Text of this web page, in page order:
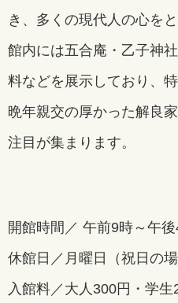
き、多くの現代人の心を
館内には五合庵・乙子神
料などを展示しており、
晩年親交の厚かった解良
注目が集まります。
開館時間／ 午前9時～午
休館日／月曜日（祝日の
入館料／大人300円・学